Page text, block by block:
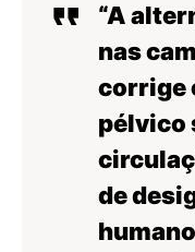
“A
nas
corrige
pélvico
de